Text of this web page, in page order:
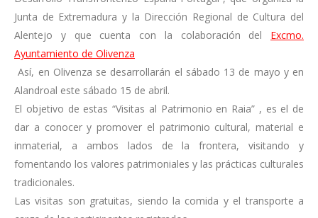
Junta de Extremadura y la Dirección Regional de Cultura del
Alentejo y que cuenta con la colaboración del Excmo.
Ayuntamiento de Olivenza
Así, en Olivenza se desarrollarán el sábado 13 de mayo y en
Alandroal este sábado 15 de abril.
El objetivo de estas “Visitas al Patrimonio en Raia” , es el de
dar a conocer y promover el patrimonio cultural, material e
inmaterial, a ambos lados de la frontera, visitando y
fomentando los valores patrimoniales y las prácticas culturales
tradicionales.
Las visitas son gratuitas, siendo la comida y el transporte a